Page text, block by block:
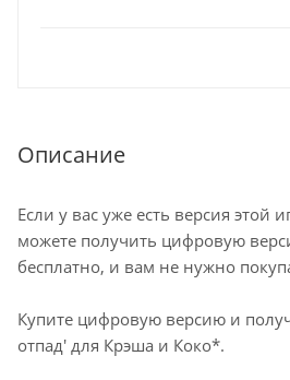
Описание
Если у вас уже есть версия этой
можете получить цифровую
бесплатно, и вам не нужно
Купите цифровую версию и
отпад' для Крэша и Коко*.